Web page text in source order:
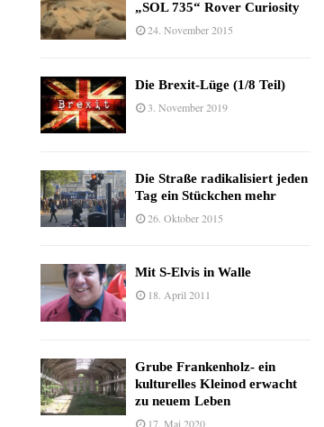
„SOL 735“ Rover Curiosity
24. November 2015
Die Brexit-Lüge (1/8 Teil)
3. November 2019
Die Straße radikalisiert jeden
Tag ein Stückchen mehr
26. Oktober 2015
Mit S-Elvis in Walle
18. April 2011
Grube Frankenholz- ein
kulturelles Kleinod erwacht
zu neuem Leben
17. Mai 2020